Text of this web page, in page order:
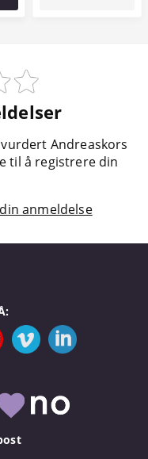
Andreaskors
til å registrere din
anmeldelse